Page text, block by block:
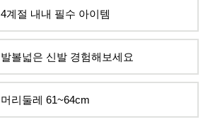
4계절 내내 필수 아이템
발볼넓은 신발 경험해보세요
머리둘레 61~64cm